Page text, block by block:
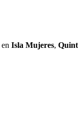
Isla Mujeres,